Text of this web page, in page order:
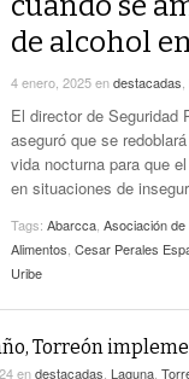
Detienen A 18
Realizan En
Construcción-
de alcohol
4 enero, 2025endestacadas
El director de Seguridad
aseguró que se
vida nocturna para que
en situaciones de
Tags: Abarcca Asociación de
Alimentos Cesar Perales
Uribe
Torreón
endestacadas Laguna